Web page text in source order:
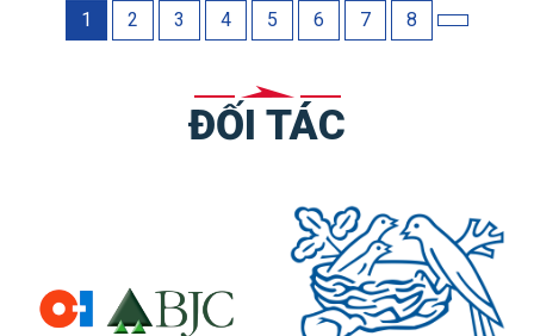
1 2 3 4 5 6 7 8
ĐỐI TÁC